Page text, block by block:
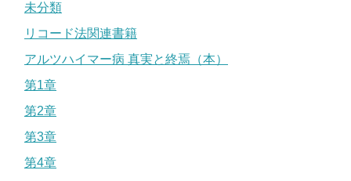
未分類
リコード法関連書籍
アルツハイマー病 真実と終焉（本）
第1章
第2章
第3章
第4章